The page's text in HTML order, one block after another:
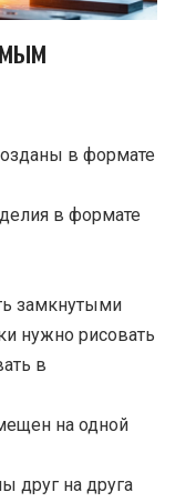
в формате
в формате
замкнутыми
нужно рисовать
в
на одной
друг на друга